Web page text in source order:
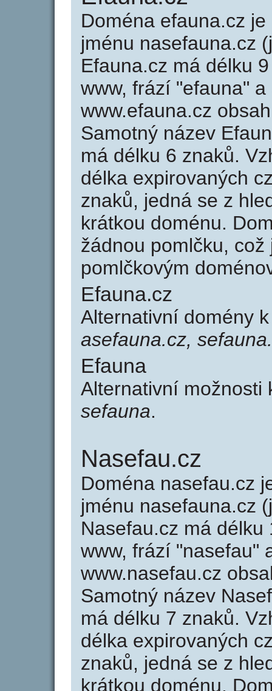
Doména efauna.cz
jménu nasefauna.cz
Efauna.cz má délku
www, frází "efauna"
www.efauna.cz
Samotný název
má délku 6 znaků.
délka expirovaných
znaků, jedná se z
krátkou doménu.
žádnou pomlčku,
pomlčkovým
Efauna.cz
Alternativní domény
asefauna.cz,
Efauna
Alternativní
sefauna.
Nasefau.cz
Doména nasefau.cz
jménu nasefauna.cz
Nasefau.cz má
www, frází "nasefau"
www.nasefau.cz
Samotný název
má délku 7 znaků.
délka expirovaných
znaků, jedná se z
krátkou doménu.